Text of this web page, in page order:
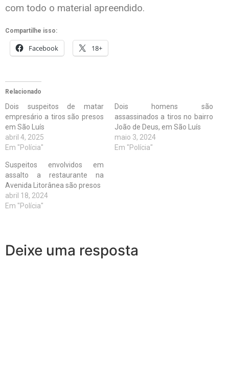
com todo o material apreendido.
Compartilhe isso:
Facebook 18+
Relacionado
Dois suspeitos de matar
empresário a tiros são presos
em São Luís
abril 4, 2025
Em "Polícia"
Dois homens são
assassinados a tiros no bairro
João de Deus, em São Luís
maio 3, 2024
Em "Polícia"
Suspeitos envolvidos em
assalto a restaurante na
Avenida Litorânea são presos
abril 18, 2024
Em "Polícia"
Deixe uma resposta